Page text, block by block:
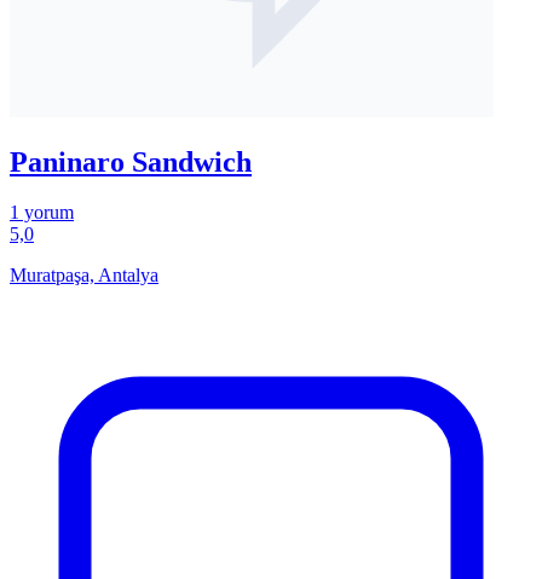
Paninaro Sandwich
1 yorum
5,0
Muratpaşa, Antalya